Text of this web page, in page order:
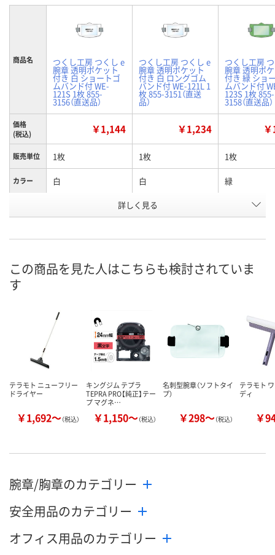
商品名 つくし工房 つくし e
腕章 透明ポケット
付き 白 ショートゴ
ムバンド付 WE-
121S 1枚 855-
3156（直送品）
つくし工房 つくし e
腕章 透明ポケット
付き 白 ロングゴム
バンド付 WE-121L 1
枚 855-3151（直送
品）
つくし工房
腕章 透明ポ
付き 緑 ショ
ムバンド付
123S 1枚 855-
3158（直送品）
価格
(税込)
￥1,144 ￥1,234
販売単位 1枚 1枚 1枚
カラー 白 白 緑
ショートゴムバンド
付
ロングゴムバンド付
ショートゴ
付
お申込番
在庫 あり わずか あり
数量
カゴへ
数量
カゴへ カ
詳しく見る
この商品を見た人はこちらも検討されていま
す
テラモト ニューフリー
ドライヤー
￥1,692～（税込）
キングジム テプラ
TEPRA PRO【純正】テー
プ マグネ…
￥1,150～（税込）
名刺型腕章（ソフトタイ
プ）
￥298～（税込）
テラモト
ディ
￥
腕章/胸章のカテゴリー
安全用品のカテゴリー
オフィス用品のカテゴリー